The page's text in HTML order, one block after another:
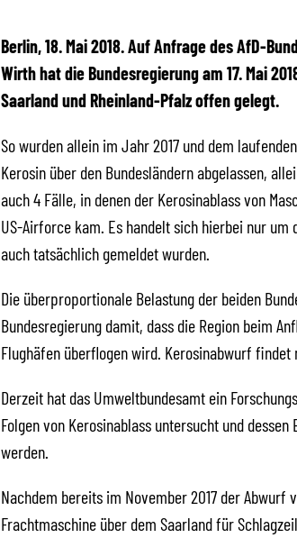
Berlin, 18. Mai 2018. Auf Anfrage des AfD-
Wirth hat die Bundesregierung am 17. Mai
Saarland und Rheinland-Pfalz offen gelegt.
So wurden allein im Jahr 2017 und dem
Kerosin über den Bundesländern abgelassen,
auch 4 Fälle, in denen der Kerosinablass von
US-Airforce kam. Es handelt sich hierbei nur um
auch tatsächlich gemeldet wurden.
Die überproportionale Belastung der beiden
Bundesregierung damit, dass die Region beim
Flughäfen überflogen wird. Kerosinabwurf findet
Derzeit hat das Umweltbundesamt ein
Folgen von Kerosinablass untersucht und
werden.
Nachdem bereits im November 2017 der Abwurf
Frachtmaschine über dem Saarland für